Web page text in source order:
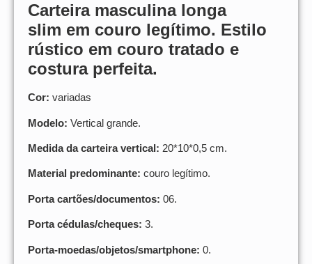
Carteira masculina longa
slim em couro legítimo. Estilo
rústico em couro tratado e
costura perfeita.
Cor: variadas
Modelo: Vertical grande.
Medida da carteira vertical: 20*10*0,5 cm.
Material predominante: couro legítimo.
Porta cartões/documentos: 06.
Porta cédulas/cheques: 3.
Porta-moedas/objetos/smartphone: 0.